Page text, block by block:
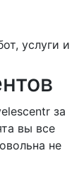
услуги и
за
вы все
не